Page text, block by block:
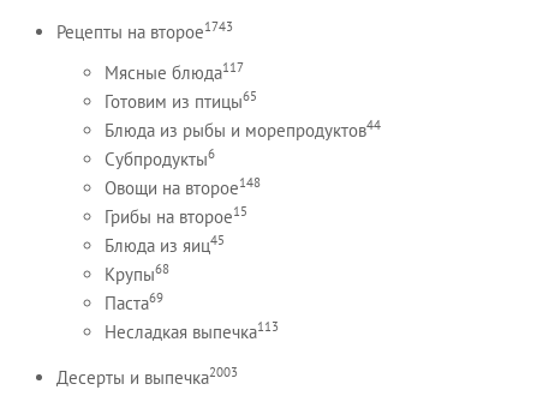
Рецепты на второе1743
Мясные блюда117
Готовим из птицы65
Блюда из рыбы и морепродуктов44
Субпродукты6
Овощи на второе148
Грибы на второе15
Блюда из яиц45
Крупы68
Паста69
Несладкая выпечка113
Десерты и выпечка2003